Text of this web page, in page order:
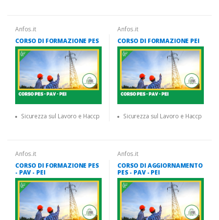
Anfos.it
CORSO DI FORMAZIONE PES
Sicurezza sul Lavoro e Haccp
Anfos.it
CORSO DI FORMAZIONE PEI
Sicurezza sul Lavoro e Haccp
Anfos.it
CORSO DI FORMAZIONE PES
- PAV - PEI
Anfos.it
CORSO DI AGGIORNAMENTO
PES - PAV - PEI